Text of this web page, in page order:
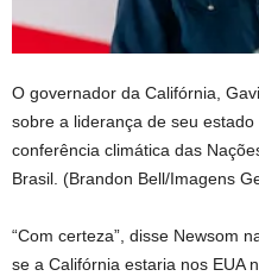
O governador da Califórnia,
sobre a liderança de seu
conferência climática das
Brasil. (Brandon Bell/Imagens
“Com certeza”, disse Newsom
se a Califórnia estaria nos EUA